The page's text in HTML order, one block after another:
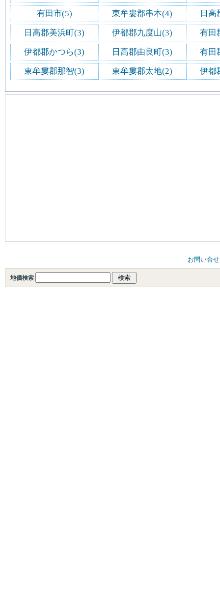
有田市(5) 東牟婁郡串本(4) 日高
日高郡美浜町(3) 伊都郡九度山(3) 有田
伊都郡かつら(3) 日高郡由良町(3) 有田
東牟婁郡那智(3) 東牟婁郡太地(2) 伊都
お問い合せ
地価検索